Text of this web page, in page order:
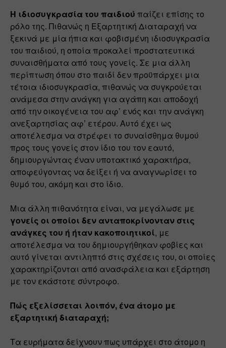
Η ιδιοσυγκρασία του παιδιού παίζει επίσης το
ρόλο της. Πιθανώς η Εξαρτητική Διαταραχή να
ξεκινά με μία ήπια και φοβισμένη ιδιοσυγκρασία
του παιδιού, η οποία προκαλεί προστατευτικά
συναισθήματα από τους γονείς. Σε μια άλλη
περίπτωση όπου στο παιδί δεν προϋπάρχει μια
τέτοια ιδιοσυγκρασία, πιθανώς να συγκρούεται
ανάμεσα στην ανάγκη για αγάπη και αποδοχή
από την οικογένεια του αφ’ ενός και την ανάγκη
ανεξαρτησίας αφ’ ετέρου. Αυτό έχει ως
αποτέλεσμα να στρέφει το συναίσθημα θυμού
προς τους γονείς στον ίδιο του τον εαυτό,
δημιουργώντας έναν υποτακτικό χαρακτήρα,
αποφεύγοντας να δείξει ή να αναγνωρίσει το
θυμό του, ακόμη και στο ίδιο.
γονείς οι οποίοι δεν ανταποκρίνονταν στις
ανάγκες του ή ήταν κακοποιητικοί, με
αποτέλεσμα να του δημιουργήθηκαν φοβίες και
αυτό γίνεται αντιληπτό στις σχέσεις του, οι οποίες
χαρακτηρίζονται από ανασφάλεια και εξάρτηση
με τον εκάστοτε σύντροφο.
Πώς εξελίσσεται λοιπόν, ένα άτομο με
εξαρτητική διαταραχή;
Τα ευρήματα δείχνουν πως υπάρχει στο άτομο η